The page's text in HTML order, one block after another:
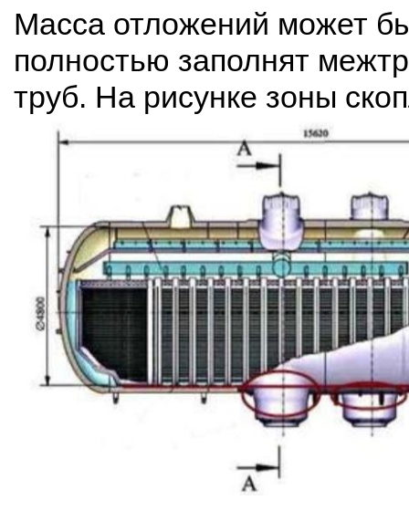
Масса отложений может
полностью заполнят
труб. На рисунке зоны